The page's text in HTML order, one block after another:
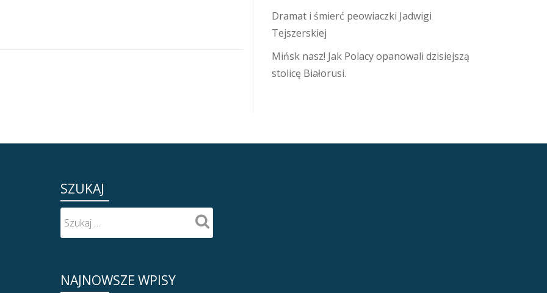
Dramat i śmierć peowiaczki Jadwigi
Tejszerskiej
Mińsk nasz! Jak Polacy opanowali dzisiejszą
stolicę Białorusi.
SZUKAJ
NAJNOWSZE WPISY